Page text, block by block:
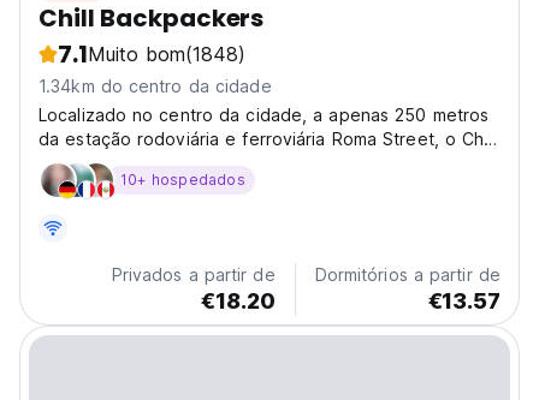
Chill Backpackers
7.1Muito bom(1848)
1.34km do centro da cidade
Localizado no centro da cidade, a apenas 250 metros
da estação rodoviária e ferroviária Roma Street, o Chill
oferece ar-condicionado
10+ hospedados
Privados a partir de
€18.20
Dormitórios a partir de
€13.57